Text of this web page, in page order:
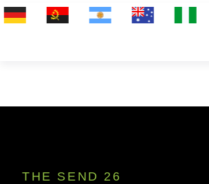
THE SEND 26